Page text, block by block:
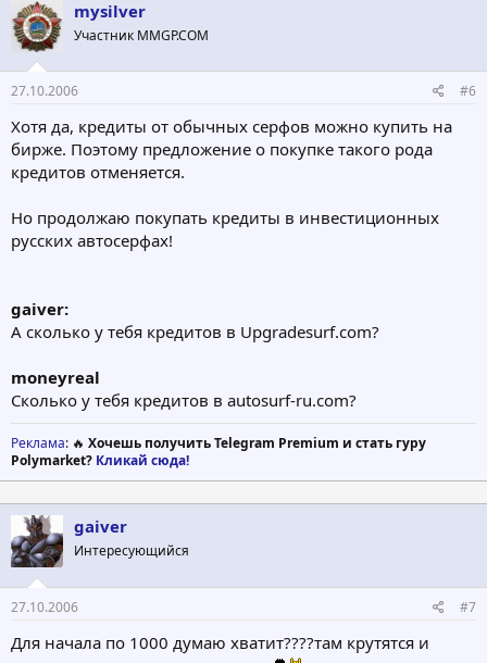
mysilver
Участник MMGP.COM
27.10.2006 #6
Хотя да, кредиты от обычных серфов можно купить на
бирже. Поэтому предложение о покупке такого рода
кредитов отменяется.
Но продолжаю покупать кредиты в инвестиционных
русских автосерфах!
gaiver:
А сколько у тебя кредитов в Upgradesurf.com?
moneyreal
Сколько у тебя кредитов в autosurf-ru.com?
Реклама: 🔥 Хочешь получить Telegram Premium и стать гуру
Polymarket? Кликай сюда!
gaiver
Интересующийся
27.10.2006 #7
Для начала по 1000 думаю хватит????там крутятся и